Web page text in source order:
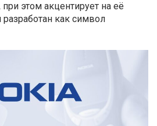
этом акцентирует на её
разработан как символ